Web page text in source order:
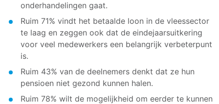
onderhandelingen gaat.
Ruim 71% vindt het betaalde loon in de vleessector
te laag en zeggen ook dat de eindejaarsuitkering
voor veel medewerkers een belangrijk verbeterpunt
is.
Ruim 43% van de deelnemers denkt dat ze hun
pensioen niet gezond kunnen halen.
Ruim 78% wilt de mogelijkheid om eerder te kunnen